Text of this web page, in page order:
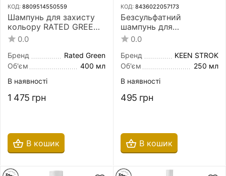
КОД: 8809514550559
Шампунь для захисту
кольору RATED GREEN
Real Prune 400 мл з
екстрактом сливи
0.0
Бренд
Rated Green
Об'єм
400 мл
В наявності
1 475 грн
В кошик
КОД: 8436022057173
Безсульфатний
шампунь для
фарбованого волосся
Keen Strok Color
Shampoo for Dyed Hair
250 мл
0.0
Бренд
KEEN STROK
Об'єм
250 мл
В наявності
495 грн
В кошик